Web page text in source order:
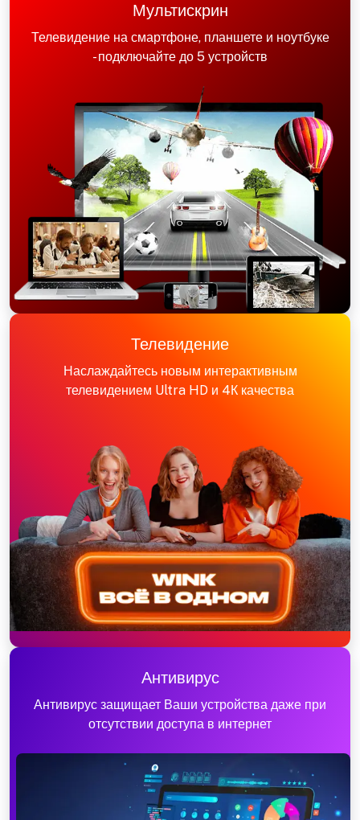
Мультискрин
Телевидение на смартфоне, планшете и ноутбуке
- подключайте до 5 устройств
Телевидение
Наслаждайтесь новым интерактивным
телевидением Ultra HD и 4К качества
Антивирус
Антивирус защищает Ваши устройства даже при
отсутствии доступа в интернет